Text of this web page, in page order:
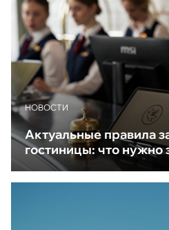
НОВОСТИ
Актуальные правила
гостиницы: что нужно